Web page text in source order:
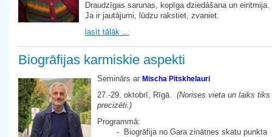
Draudzīgas sarunas, kopīga dziedāšana un eiritmija.
Ja ir jautājumi, lūdzu rakstiet, zvaniet.
lasīt tālāk ...
Biogrāfijas karmiskie aspekti
Seminārs ar Mischa Pitskhelauri
27.-29. oktobrī, Rīgā. (Norises vieta un laiks tiks
precizēti.)
Programmā:
- Biogrāfija no Gara zinātnes skatu punkta